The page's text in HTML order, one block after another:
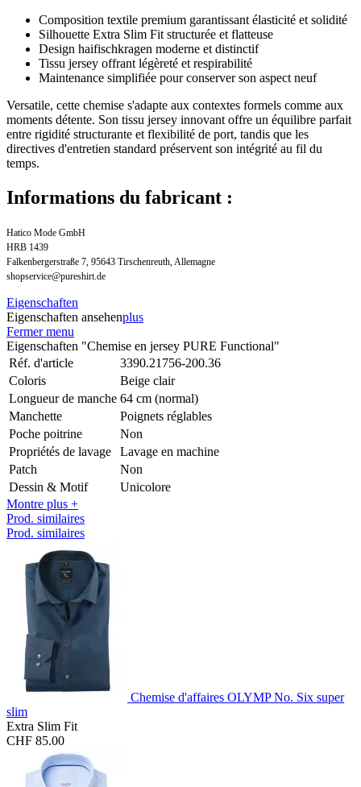
Composition textile premium garantissant élasticité et solidité
Silhouette Extra Slim Fit structurée et flatteuse
Design haifischkragen moderne et distinctif
Tissu jersey offrant légèreté et respirabilité
Maintenance simplifiée pour conserver son aspect neuf
Versatile, cette chemise s'adapte aux contextes formels comme aux
moments détente. Son tissu jersey innovant offre un équilibre parfait
entre rigidité structurante et flexibilité de port, tandis que les
directives d'entretien standard préservent son intégrité au fil du
temps.
Informations du fabricant :
Hatico Mode GmbH
HRB 1439
Falkenbergerstraße 7, 95643 Tirschenreuth, Allemagne
shopservice@pureshirt.de
Eigenschaften
Eigenschaften ansehenplus
Fermer menu
Eigenschaften "Chemise en jersey PURE Functional"
Réf. d'article
3390.21756-200.36
Coloris
Beige clair
Longueur de manche 64 cm (normal)
Manchette
Poignets réglables
Poche poitrine
Non
Propriétés de lavage
Lavage en machine
Patch
Non
Dessin & Motif
Unicolore
Montre plus +
Prod. similaires
Prod. similaires
Chemise d'affaires OLYMP No. Six super
slim
Extra Slim Fit
CHF 85.00